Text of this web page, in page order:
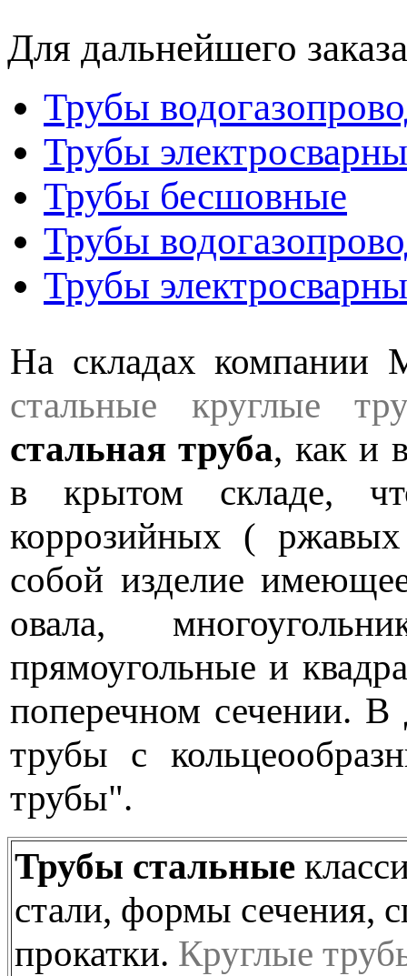
Для дальнейшего
Трубы
Трубы
Трубы бесшовные
Трубы
Трубы
На складах компании
стальные круглые
стальная труба, как и
в крытом складе,
коррозийных ( ржавых
собой изделие
овала,
прямоугольные и
поперечном сечении. В
трубы с
трубы".
Трубы стальные
стали, формы сечения,
прокатки. Круглые